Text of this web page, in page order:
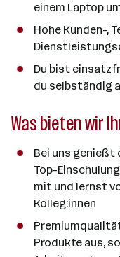
einem Laptop
Hohe Kunden-,
Du bist
du selbständig
Was bieten wir
Bei uns genießt
Top-
mit und lernst
Kolleg:innen
Produkte aus,